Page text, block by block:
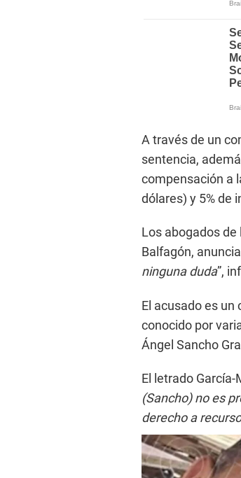
A través de un
sentencia,
compensación a
dólares) y 5% de
Los abogados
Balfagón,
ninguna duda”,
El acusado es un
conocido por
Ángel Sancho
El letrado
(Sancho) no es
derecho a